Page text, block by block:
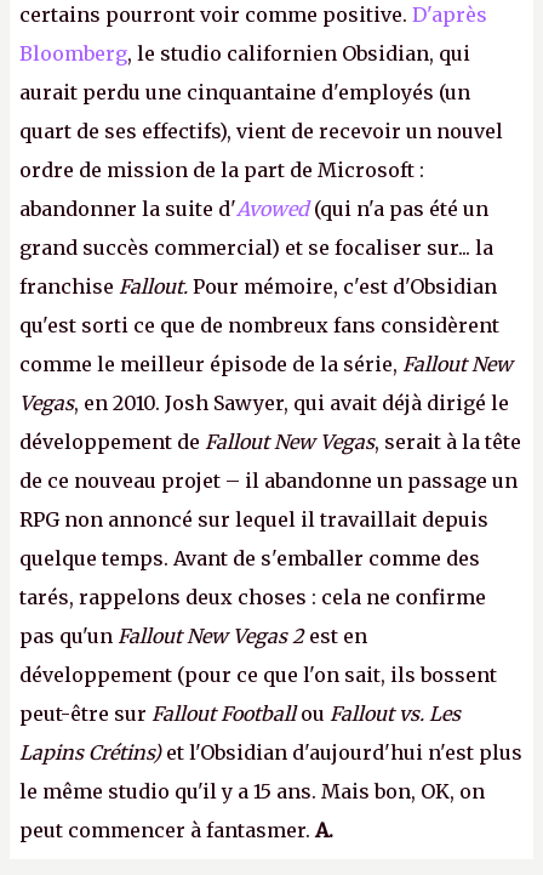
certains pourront voir comme positive. D'après
Bloomberg, le studio californien Obsidian, qui
aurait perdu une cinquantaine d'employés (un
quart de ses effectifs), vient de recevoir un nouvel
ordre de mission de la part de Microsoft :
abandonner la suite d'Avowed(qui n'a pas été un
grand succès commercial) et se focaliser sur... la
franchise Fallout. Pour mémoire, c'est d'Obsidian
qu'est sorti ce que de nombreux fans considèrent
comme le meilleur épisode de la série, Fallout New
Vegas, en 2010. Josh Sawyer, qui avait déjà dirigé le
développement de Fallout New Vegas, serait à la tête
de ce nouveau projet – il abandonne un passage un
RPG non annoncé sur lequel il travaillait depuis
quelque temps. Avant de s'emballer comme des
tarés, rappelons deux choses : cela ne confirme
pas qu'un Fallout New Vegas 2est en
développement (pour ce que l'on sait, ils bossent
peut-être sur Fallout Footballou Fallout vs. Les
Lapins Crétins)et l'Obsidian d'aujourd'hui n'est plus
le même studio qu'il y a 15 ans. Mais bon, OK, on
peut commencer à fantasmer.A.